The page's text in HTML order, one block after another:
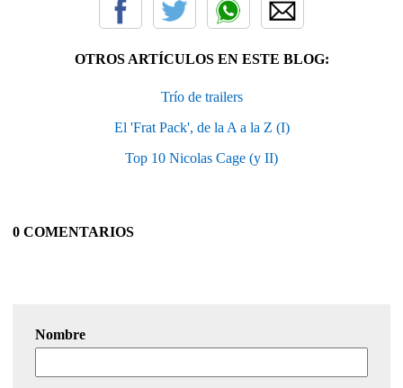
OTROS ARTÍCULOS EN ESTE BLOG:
Trío de trailers
El 'Frat Pack', de la A a la Z (I)
Top 10 Nicolas Cage (y II)
0 COMENTARIOS
Nombre